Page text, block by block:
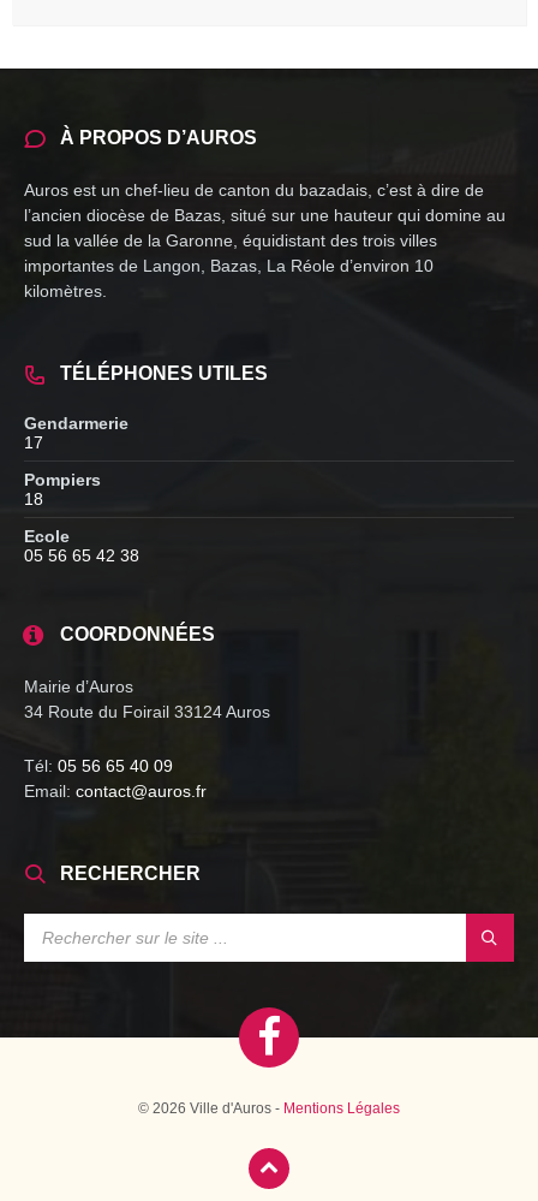
À PROPOS D’AUROS
Auros est un chef-lieu de canton du bazadais, c’est à dire de
l’ancien diocèse de Bazas, situé sur une hauteur qui domine au
sud la vallée de la Garonne, équidistant des trois villes
importantes de Langon, Bazas, La Réole d’environ 10
kilomètres.
TÉLÉPHONES UTILES
Gendarmerie
17
Pompiers
18
Ecole
05 56 65 42 38
COORDONNÉES
Mairie d’Auros
34 Route du Foirail 33124 Auros
Tél: 05 56 65 40 09
Email: contact@auros.fr
RECHERCHER
© 2026 Ville d'Auros - Mentions Légales